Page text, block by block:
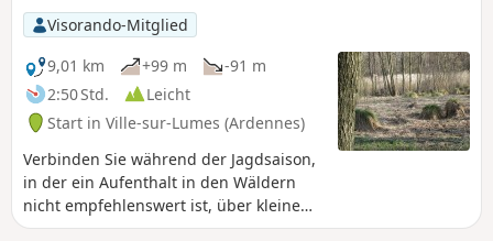
Visorando-Mitglied
9,01 km
+99 m
-91 m
2:50 Std.
Leicht
Start in Ville-sur-Lumes (Ardennes)
Verbinden Sie während der Jagdsaison,
in der ein Aufenthalt in den Wäldern
nicht empfehlenswert ist, über kleine
Straßen drei Dörfer der „Balcons de